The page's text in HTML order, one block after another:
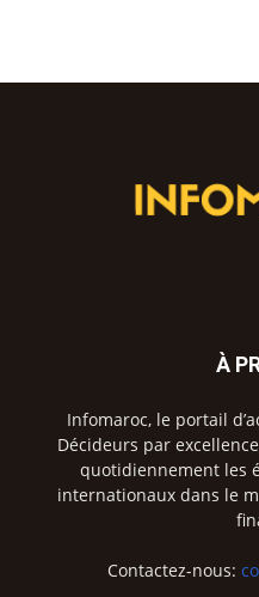
À
Infomaroc, le portail
Décideurs par
quotidiennement les
internationaux dans le
Contactez-nous: